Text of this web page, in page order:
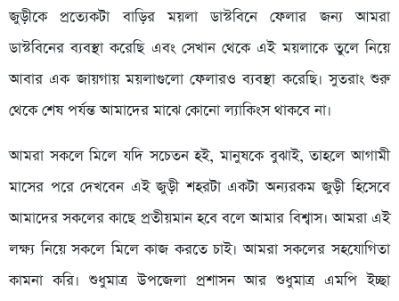
জুড়ীকে প্রত্যেকটা বাড়ির ময়লা ডাস্টবিনে ফেলার জন্য আমরা
ডাস্টবিনের ব্যবস্থা করেছি এবং সেখান থেকে এই ময়লাকে তুলে নিয়ে
আবার এক জায়গায় ময়লাগুলো ফেলারও ব্যবস্থা করেছি। সুতরাং শুরু
থেকে শেষ পর্যন্ত আমাদের মাঝে কোনো ল্যাকিংস থাকবে না।
​আমরা সকলে মিলে যদি সচেতন হই, মানুষকে বুঝাই, তাহলে আগামী
মাসের পরে দেখবেন এই জুড়ী শহরটা একটা অন্যরকম জুড়ী হিসেবে
আমাদের সকলের কাছে প্রতীয়মান হবে বলে আমার বিশ্বাস। আমরা এই
লক্ষ্য নিয়ে সকলে মিলে কাজ করতে চাই। আমরা সকলের সহযোগিতা
কামনা করি। শুধুমাত্র উপজেলা প্রশাসন আর শুধুমাত্র এমপি ইচ্ছা